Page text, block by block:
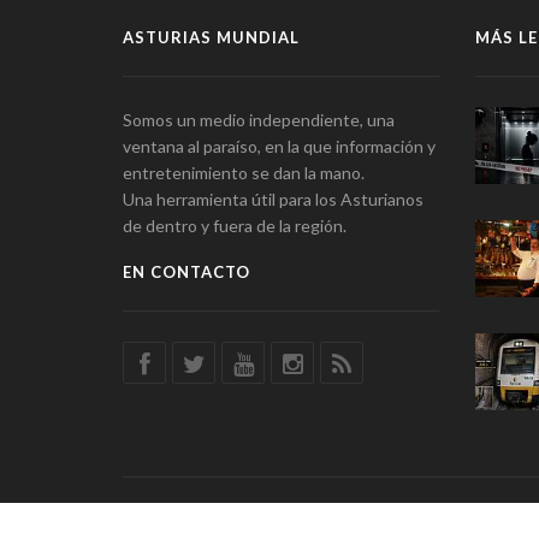
ASTURIAS MUNDIAL
Somos un medio independiente, una
ventana al paraíso, en la que información y
entretenimiento se dan la mano.
Una herramienta útil para los Asturianos
de dentro y fuera de la región.
EN CONTACTO
MÁS